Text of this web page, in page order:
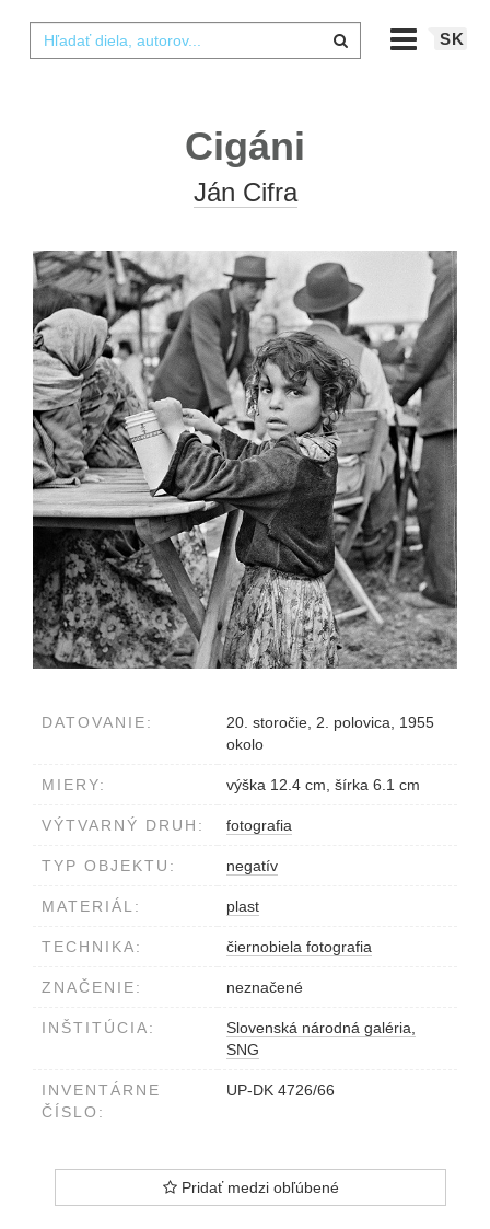
SK
Cigáni
Ján Cifra
DATOVANIE:
20. storočie, 2. polovica, 1955
okolo
MIERY: výška 12.4 cm, šírka 6.1 cm
VÝTVARNÝ DRUH: fotografia
TYP OBJEKTU: negatív
MATERIÁL: plast
TECHNIKA: čiernobiela fotografia
ZNAČENIE: neznačené
INŠTITÚCIA:
Slovenská národná galéria,
SNG
INVENTÁRNE
ČÍSLO:
UP-DK 4726/66
Pridať medzi obľúbené